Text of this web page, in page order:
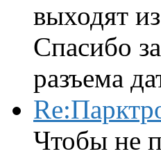
выходят
Спасибо
разъема
Чтобы не